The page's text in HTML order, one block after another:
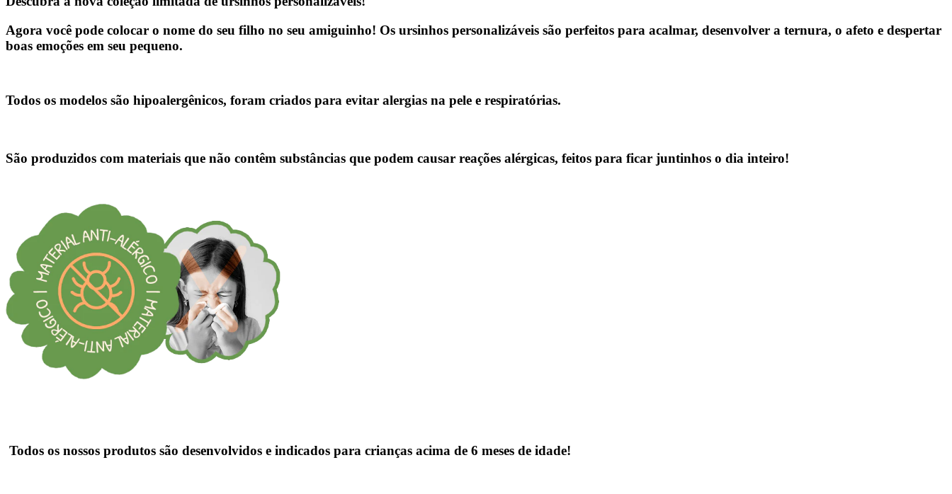
Agora você pode colocar o nome do seu filho no seu amiguinho! Os ursinhos personalizáveis são perfeitos para acalmar, desenvolver a ternura, o afeto e despertar
boas emoções em seu pequeno.
Todos os modelos são hipoalergênicos, foram criados para evitar alergias na pele e respiratórias.
São produzidos com materiais que não contêm substâncias que podem causar reações alérgicas, feitos para ficar juntinhos o dia inteiro!
Todos os nossos produtos são desenvolvidos e indicados para crianças acima de 6 meses de idade!